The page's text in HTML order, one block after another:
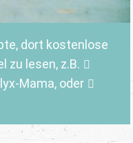
, dort kostenlose
zu lesen, z.B.
Mama,oder